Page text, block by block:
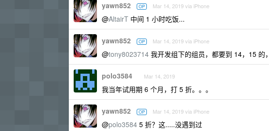
yawn852 OP Mar 14, 2019 via iPhone
@AltairT 中间 1 小时吃饭...
yawn852 OP Mar 14, 2019 via iPhone
@tony8023714 我开发组下的组员，都要到 14，15
polo3584 Mar 14, 2019
我当年试用期 6 个月，打 5 折。。。
yawn852 OP Mar 14, 2019 via iPhone
@polo3584 5 折？这.....没遇到过